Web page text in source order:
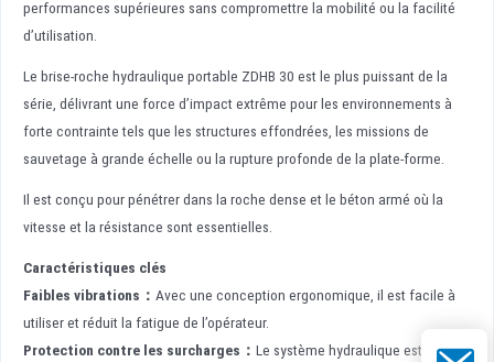
performances supérieures sans compromettre la mobilité ou la facilité
d’utilisation.
Le brise-roche hydraulique portable ZDHB 30 est le plus puissant de la
série, délivrant une force d’impact extrême pour les environnements à
forte contrainte tels que les structures effondrées, les missions de
sauvetage à grande échelle ou la rupture profonde de la plate-forme.
Il est conçu pour pénétrer dans la roche dense et le béton armé où la
vitesse et la résistance sont essentielles.
Caractéristiques clés
Faibles vibrations ： Avec une conception ergonomique, il est facile à
utiliser et réduit la fatigue de l’opérateur.
Protection contre les surcharges ： Le système hydraulique est équipé
E-mail